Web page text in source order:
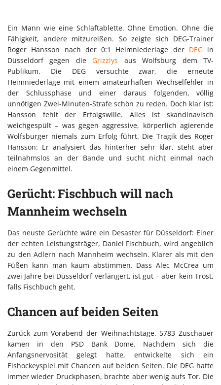
Ein Mann wie eine Schlaftablette. Ohne Emotion. Ohne die
Fähigkeit, andere mitzureißen. So zeigte sich DEG-Trainer
Roger Hansson nach der 0:1 Heimniederlage der DEGin
Düsseldorf gegen dieGrizzlys aus Wolfsburg dem TV-
Publikum. Die DEG versuchte zwar, die erneute
Heimniederlage mit einem amateurhaften Wechselfehler in
der Schlussphase und einer daraus folgenden, völlig
unnötigen Zwei-Minuten-Strafe schön zu reden. Doch klar ist:
Hansson fehlt der Erfolgswille. Alles ist skandinavisch
weichgespült – was gegen aggressive, körperlich agierende
Wolfsburger niemals zum Erfolg führt. Die Tragik des Roger
Hansson: Er analysiert das hinterher sehr klar, steht aber
teilnahmslos an der Bande und sucht nicht einmal nach
einem Gegenmittel.
Gerücht: Fischbuch will nach
Mannheim wechseln
Das neuste Gerüchte wäre ein Desaster für Düsseldorf: Einer
der echten Leistungsträger, Daniel Fischbuch, wird angeblich
zu den Adlern nach Mannheim wechseln. Klarer als mit den
Füßen kann man kaum abstimmen. Dass Alec McCrea um
zwei Jahre bei Düsseldorf verlängert, ist gut – aber kein Trost,
falls Fischbuch geht.
Chancen auf beiden Seiten
Zurück zum Vorabend der Weihnachtstage. 5783 Zuschauer
kamen in den PSD Bank Dome. Nachdem sich die
Anfangsnervosität gelegt hatte, entwickelte sich ein
Eishockeyspiel mit Chancen auf beiden Seiten. Die DEG hatte
immer wieder Druckphasen, brachte aber wenig aufs Tor. Die